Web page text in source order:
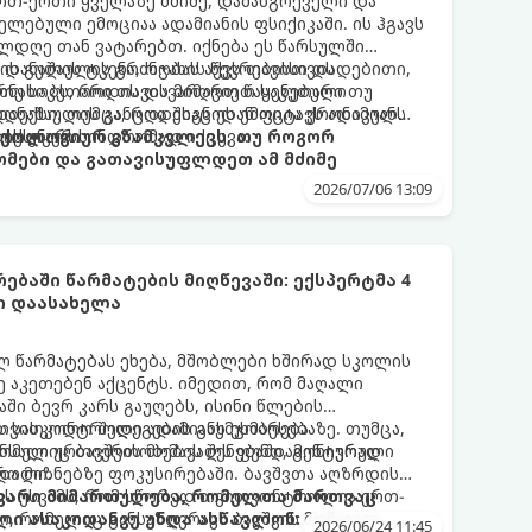
ემოციაა ადამიანის ფსიქიკაში. ის ჰგავს
თან ვატარებთ. იქნება ეს წარსულში
გულის ტკენა, ოჯახის წევრებისთვის
საკუთარი თავის მიმართ წაყენებული
განცდა შიგნიდან ფიტავს ადამიანს
უნარს.
გრძნობას აქვს თავისი დადებითი,
როდის დავარღვიეთ საკუთარი თუ
თუმცა, როდესაც ეს ემოცია ქრონიკულ
სინდრომად იქცევა.
გზამკვლევს, თუ როგორ
და გათავისუფლდეთ ამ მძიმე
2026/07/06 13:09
წარმატების მიღწევაში: ექსპერტმა 4
დაასახელა
წარმატებას ეხება, მშობლები ხშირად სკოლის
აკეთებენ აქცენტს. იმედით, რომ მაღალი
ბევრ კარს გაუღებს, ისინი წლების
სასკოლო შედეგების გაუმჯობესებაზე. თუმცა,
ბავშვის მომავალს ფუნდამენტურად
ადამიანს ეხმარება
ურთიერთობების შენებაში, გონივრული
მიზნებზე ფოკუსირებაში. ბავშვთა აღზრდის
უსვამს, რომ სწორედ თვითკონტროლია ერთ-
განსაზღვრავს ბავშვის მომავალ
მიმართულება, რომელთა მართვაც
ასაკიდანვე უნდა ასწავლონ:
2026/06/24 11:45